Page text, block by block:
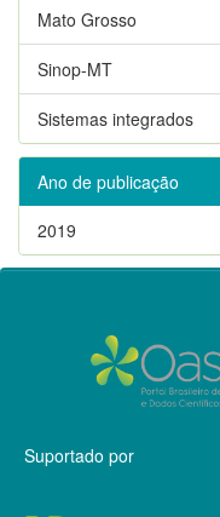
Mato Grosso
Sinop-MT
Sistemas integrados
Ano de publicação
2019
Suportado por